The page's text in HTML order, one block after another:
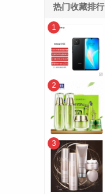
热门收藏排行
1
2
3